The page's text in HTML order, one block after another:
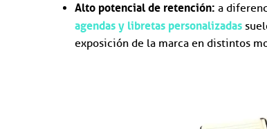
Alto potencial de retención: a
agendas y libretas personalizadas
exposición de la marca en distintos